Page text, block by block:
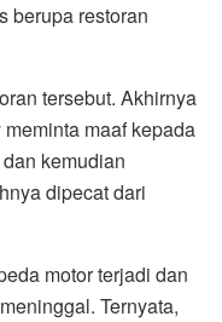
berupa restoran
tersebut. Akhirnya
maaf kepada
kemudian
dipecat dari
motor terjadi dan
Ternyata,